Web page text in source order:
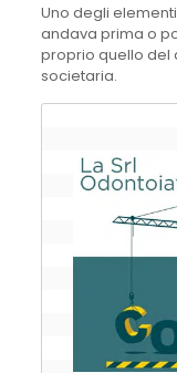
Uno degli
andava prima o
proprio quello del
societaria.